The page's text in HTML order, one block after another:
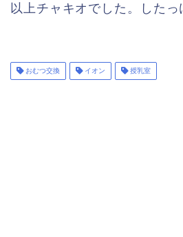
以上チャキオでした。したっ
おむつ交換 イオン 授乳室